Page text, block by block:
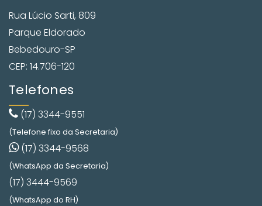
Rua Lúcio Sarti, 809
Parque Eldorado
Bebedouro-SP
CEP: 14.706-120
Telefones
(17) 3344-9551
(Telefone fixo da Secretaria)
(17) 3344-9568
(WhatsApp da Secretaria)
(17) 3444-9569
(WhatsApp do RH)